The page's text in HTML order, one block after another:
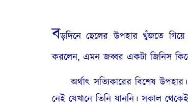
বড়দিনে ছেলের উপহার খুঁজতে
করলেন, এমন জব্বর একটা জিনিস
অর্থাৎ সত্যিকারের বিশেষ
নেই যেখানে তিনি যাননি। সকাল